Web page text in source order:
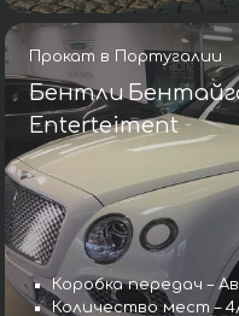
Прокат в Португалии
Бентли Бентайга
Enterteiment
Коробка передач –
Количество мест –
Коробка передач –